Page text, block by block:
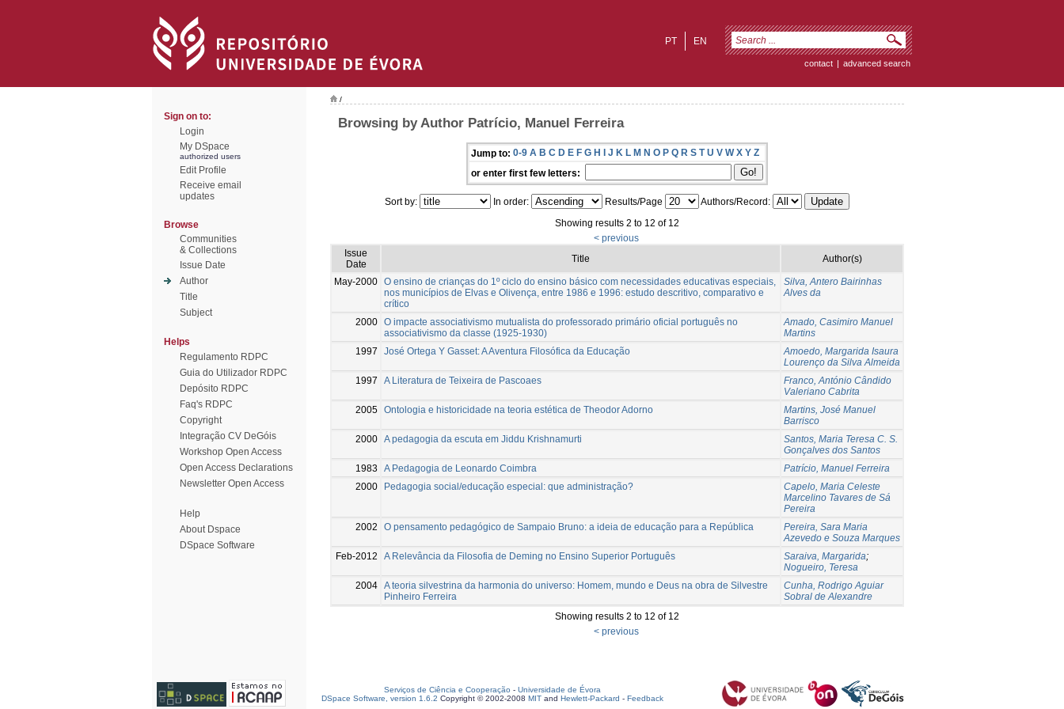
EN
PT
contact | advanced search
Sign on to:
Login
My DSpace
authorized users
Edit Profile
Receive email
updates
Browse
Communities
& Collections
Issue Date
Author
Title
Subject
Helps
Regulamento RDPC
Guia do Utilizador RDPC
Depósito RDPC
Faq's RDPC
Copyright
Integração CV DeGóis
Workshop Open Access
Open Access Declarations
Newsletter Open Access
Help
About Dspace
DSpace Software
/
Browsing by Author Patrício, Manuel Ferreira
Jump to: 0-9 A B C D E F G H I J K L M N O P Q R S T U V W X Y Z
or enter first few letters:
Sort by: In order: Results/Page
Authors/Record:
Showing results 2 to 12 of 12
< previous
Issue
Date
Title Author(s)
May-2000 O ensino de crianças do 1º ciclo do ensino básico com necessidades educativas especiais,
nos municípios de Elvas e Olivença, entre 1986 e 1996: estudo descritivo, comparativo e
crítico
Silva, Antero Bairinhas
Alves da
2000 O impacte associativismo mutualista do professorado primário oficial português no
associativismo da classe (1925-1930)
Amado, Casimiro Manuel
Martins
1997
José Ortega Y Gasset: A Aventura Filosófica da Educação
Amoedo, Margarida Isaura
Lourenço da Silva Almeida
1997
A Literatura de Teixeira de Pascoaes
Franco, António Cândido
Valeriano Cabrita
2005 Ontologia e historicidade na teoria estética de Theodor Adorno
Martins, José Manuel
Barrisco
2000 A pedagogia da escuta em Jiddu Krishnamurti
Santos, Maria Teresa C. S.
Gonçalves dos Santos
1983
A Pedagogia de Leonardo Coimbra
Patrício, Manuel Ferreira
2000
Pedagogia social/educação especial: que administração?
Capelo, Maria Celeste
Marcelino Tavares de Sá
Pereira
2002
O pensamento pedagógico de Sampaio Bruno: a ideia de educação para a República
Pereira, Sara Maria
Azevedo e Souza Marques
Feb-2012
A Relevância da Filosofia de Deming no Ensino Superior Português Saraiva, Margarida;
Nogueiro, Teresa
2004 A teoria silvestrina da harmonia do universo: Homem, mundo e Deus na obra de Silvestre
Pinheiro Ferreira
Cunha, Rodrigo Aguiar
Sobral de Alexandre
Showing results 2 to 12 of 12
< previous
Serviços de Ciência e Cooperação - Universidade de Évora
DSpace Software, version 1.6.2 Copyright © 2002-2008 MIT and Hewlett-Packard - Feedback